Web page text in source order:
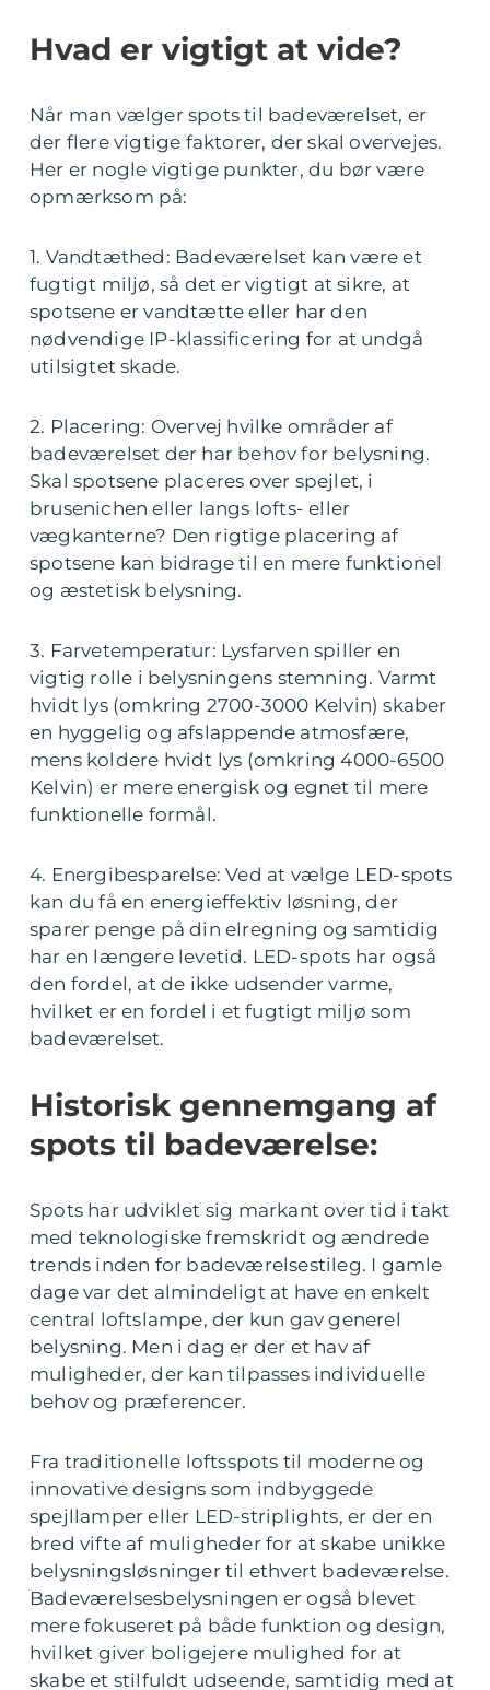
Hvad er vigtigt at vide?
Når man vælger spots til badeværelset, er
der flere vigtige faktorer, der skal overvejes.
Her er nogle vigtige punkter, du bør være
opmærksom på:
1. Vandtæthed: Badeværelset kan være et
fugtigt miljø, så det er vigtigt at sikre, at
spotsene er vandtætte eller har den
nødvendige IP-klassificering for at undgå
utilsigtet skade.
2. Placering: Overvej hvilke områder af
badeværelset der har behov for belysning.
Skal spotsene placeres over spejlet, i
brusenichen eller langs lofts- eller
vægkanterne? Den rigtige placering af
spotsene kan bidrage til en mere funktionel
og æstetisk belysning.
3. Farvetemperatur: Lysfarven spiller en
vigtig rolle i belysningens stemning. Varmt
hvidt lys (omkring 2700-3000 Kelvin) skaber
en hyggelig og afslappende atmosfære,
mens koldere hvidt lys (omkring 4000-6500
Kelvin) er mere energisk og egnet til mere
funktionelle formål.
4. Energibesparelse: Ved at vælge LED-spots
kan du få en energieffektiv løsning, der
sparer penge på din elregning og samtidig
har en længere levetid. LED-spots har også
den fordel, at de ikke udsender varme,
hvilket er en fordel i et fugtigt miljø som
badeværelset.
Historisk gennemgang af
spots til badeværelse:
Spots har udviklet sig markant over tid i takt
med teknologiske fremskridt og ændrede
trends inden for badeværelsestileg. I gamle
dage var det almindeligt at have en enkelt
central loftslampe, der kun gav generel
belysning. Men i dag er der et hav af
muligheder, der kan tilpasses individuelle
behov og præferencer.
Fra traditionelle loftsspots til moderne og
innovative designs som indbyggede
spejllamper eller LED-striplights, er der en
bred vifte af muligheder for at skabe unikke
belysningsløsninger til ethvert badeværelse.
Badeværelsesbelysningen er også blevet
mere fokuseret på både funktion og design,
hvilket giver boligejere mulighed for at
skabe et stilfuldt udseende, samtidig med at